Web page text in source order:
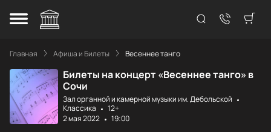
Главная Афиша и Билеты Весеннее танго
Билеты на концерт «Весеннее танго» в
Сочи
Зал органной и камерной музыки им. Дебольской
Классика
12+
2 мая 2022
19:00